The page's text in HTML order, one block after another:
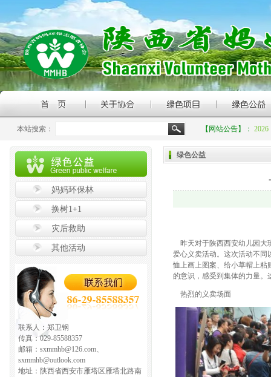
本站搜索： 【网站公告】：
妈妈环保林
换树1+1
灾后救助
其他活动
联系人：郑卫钢
传真：029-85588357
邮箱：sxmmhb@126.com、
sxmmhb@outlook.com
地址：陕西省西安市雁塔区雁塔北路南
绿色公益
昨天对于陕西西安幼儿园大
爱心义卖活动。这次活动不同
恤上画上图案、给小草帽上粘
的意识，感受到集体的力量。
热烈的义卖场面